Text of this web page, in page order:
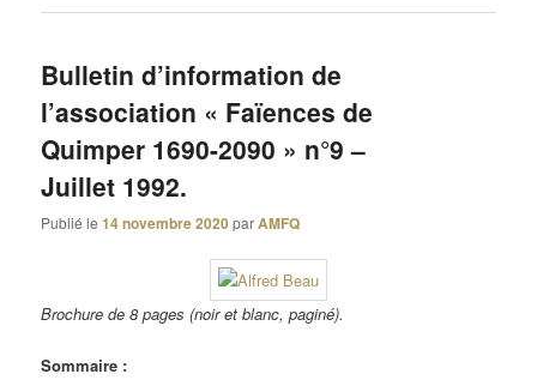
Bulletin d’information de
l’association « Faïences de
Quimper 1690-2090 » n°9 –
Juillet 1992.
Publié le14 novembre 2020parAMFQ
Brochure de 8 pages (noir et blanc, paginé).
Sommaire :